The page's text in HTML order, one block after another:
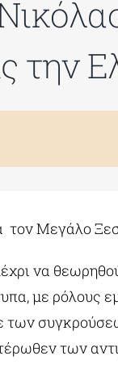
την
τον Μεγάλο
να
με ρόλους
των
των